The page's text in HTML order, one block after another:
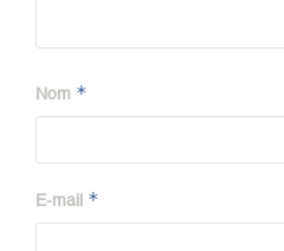
Nom *
E-mail *